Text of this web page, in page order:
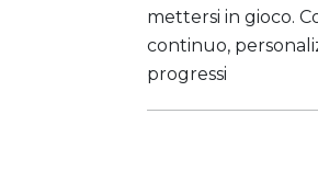
mettersi in gioco.
continuo,
progressi